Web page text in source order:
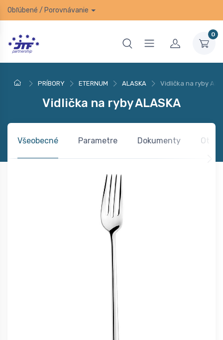
Obľúbené / Porovnávanie
0
PRÍBORY ETERNUM ALASKA Vidlička na ryby
Vidlička na ryby ALASKA
Všeobecné Parametre Dokumenty